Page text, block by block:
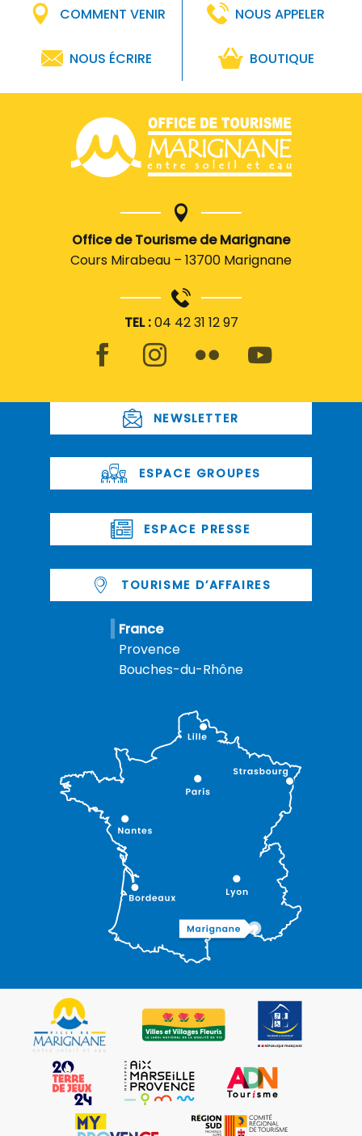
COMMENT VENIR NOUS APPELER
NOUS ÉCRIRE BOUTIQUE
Office de Tourisme de Marignane
Cours Mirabeau – 13700 Marignane
TEL :04 42 31 12 97
NEWSLETTER
ESPACE GROUPES
ESPACE PRESSE
TOURISME D’AFFAIRES
France
Provence
Bouches-du-Rhône